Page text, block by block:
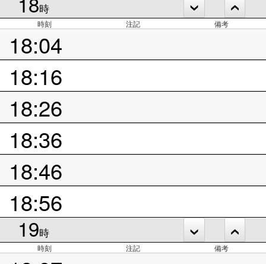
時
時刻 注記 備考
18:04
18:16
18:26
18:36
18:46
18:56
19時
時刻 注記 備考